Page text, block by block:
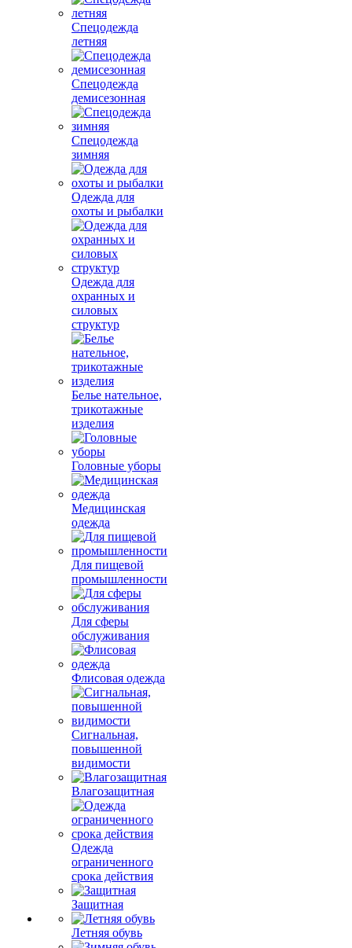
Спецодежда
летняя
Спецодежда
демисезонная
Спецодежда
зимняя
Одежда для
охоты и рыбалки
Одежда для
охранных и
силовых
структур
Белье нательное,
трикотажные
изделия
Головные уборы
Медицинская
одежда
Для пищевой
промышленности
Для сферы
обслуживания
Флисовая одежда
Сигнальная,
повышенной
видимости
Влагозащитная
Одежда
ограниченного
срока действия
Защитная
Летняя обувь